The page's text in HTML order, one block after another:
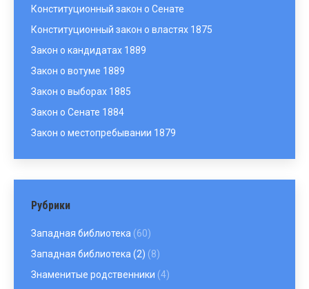
Конституционный закон о Сенате
Конституционный закон о властях 1875
Закон о кандидатах 1889
Закон о вотуме 1889
Закон о выборах 1885
Закон о Сенате 1884
Закон о местопребывании 1879
Рубрики
Западная библиотека (60)
Западная библиотека (2) (8)
Знаменитые родственники (4)